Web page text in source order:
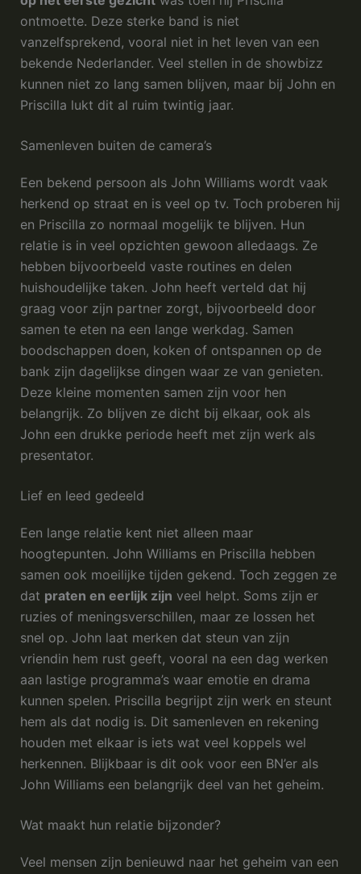
ontmoette. Deze sterke band is niet
vanzelfsprekend, vooral niet in het leven van een
bekende Nederlander. Veel stellen in de showbizz
kunnen niet zo lang samen blijven, maar bij John en
Priscilla lukt dit al ruim twintig jaar.
Samenleven buiten de camera’s
Een bekend persoon als John Williams wordt vaak
herkend op straat en is veel op tv. Toch proberen hij
en Priscilla zo normaal mogelijk te blijven. Hun
relatie is in veel opzichten gewoon alledaags. Ze
hebben bijvoorbeeld vaste routines en delen
huishoudelijke taken. John heeft verteld dat hij
graag voor zijn partner zorgt, bijvoorbeeld door
samen te eten na een lange werkdag. Samen
boodschappen doen, koken of ontspannen op de
bank zijn dagelijkse dingen waar ze van genieten.
Deze kleine momenten samen zijn voor hen
belangrijk. Zo blijven ze dicht bij elkaar, ook als
John een drukke periode heeft met zijn werk als
presentator.
Lief en leed gedeeld
Een lange relatie kent niet alleen maar
hoogtepunten. John Williams en Priscilla hebben
samen ook moeilijke tijden gekend. Toch zeggen ze
dat praten en eerlijk zijn veel helpt. Soms zijn er
ruzies of meningsverschillen, maar ze lossen het
snel op. John laat merken dat steun van zijn
vriendin hem rust geeft, vooral na een dag werken
aan lastige programma’s waar emotie en drama
kunnen spelen. Priscilla begrijpt zijn werk en steunt
hem als dat nodig is. Dit samenleven en rekening
houden met elkaar is iets wat veel koppels wel
herkennen. Blijkbaar is dit ook voor een BN’er als
John Williams een belangrijk deel van het geheim.
Wat maakt hun relatie bijzonder?
Veel mensen zijn benieuwd naar het geheim van een